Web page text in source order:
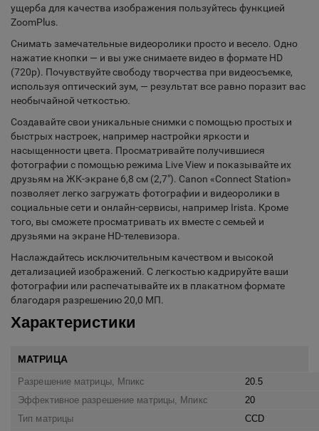
ущерба для качества изображения пользуйтесь функцией
ZoomPlus.
Снимать замечательные видеоролики просто и весело. Одно
нажатие кнопки — и вы уже снимаете видео в формате HD
(720p). Почувствуйте свободу творчества при видеосъемке,
используя оптический зум, — результат все равно поразит вас
необычайной четкостью.
Создавайте свои уникальные снимки с помощью простых и
быстрых настроек, например настройки яркости и
насыщенности цвета. Просматривайте получившиеся
фотографии с помощью режима Live View и показывайте их
друзьям на ЖК-экране 6,8 см (2,7"). Canon «Connect Station»
позволяет легко загружать фотографии и видеоролики в
социальные сети и онлайн-сервисы, например Irista. Кроме
того, вы сможете просматривать их вместе с семьей и
друзьями на экране HD-телевизора.
Наслаждайтесь исключительным качеством и высокой
детализацией изображений. С легкостью кадрируйте ваши
фотографии или распечатывайте их в плакатном формате
благодаря разрешению 20,0 МП.
Характеристики
МАТРИЦА
Разрешение матрицы, Мпикс
20.5
Эффективное разрешение матрицы, Мпикс
20
Тип матрицы
CCD